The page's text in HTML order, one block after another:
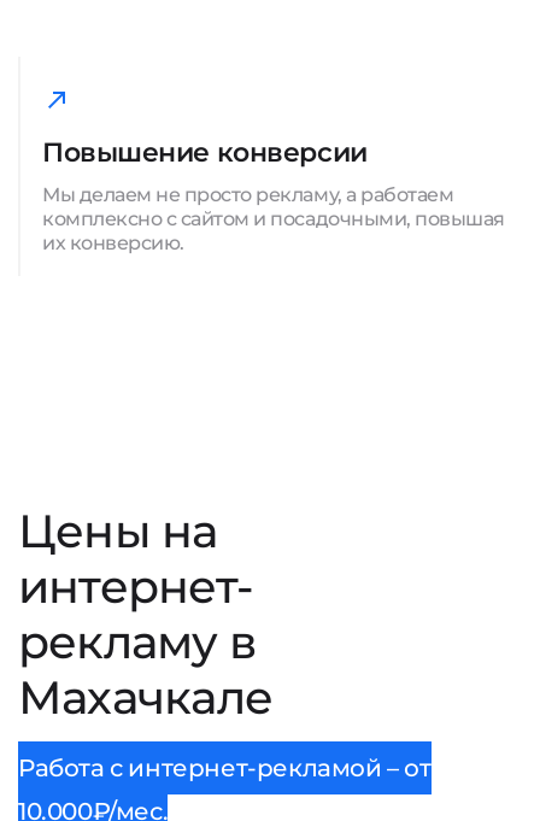
Повышение конверсии
Мы делаем не просто рекламу, а работаем
комплексно с сайтом и посадочными, повышая
их конверсию.
Цены на
интернет-
рекламу в
Махачкале
Работа с интернет-рекламой – от
10.000₽/мес.